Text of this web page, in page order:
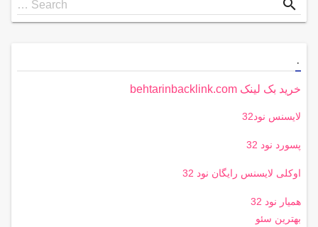
for
Search … search
.
خرید بک لینک behtarinbacklink.com
لایسنس نود32
پسورد نود 32
اوکلی لایسنس رایگان نود 32
همیار نود 32
بهترین سئو